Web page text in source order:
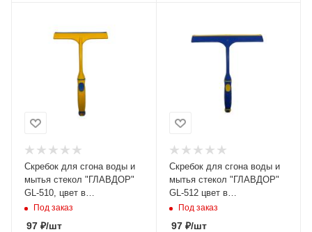
Скребок для сгона воды и
мытья стекол "ГЛАВДОР"
GL-510, цвет в
Под заказ
97 ₽/шт
Скребок для сгона воды и
мытья стекол "ГЛАВДОР"
GL-512 цвет в
ассортименте, 22 см /50
Под заказ
97₽/шт